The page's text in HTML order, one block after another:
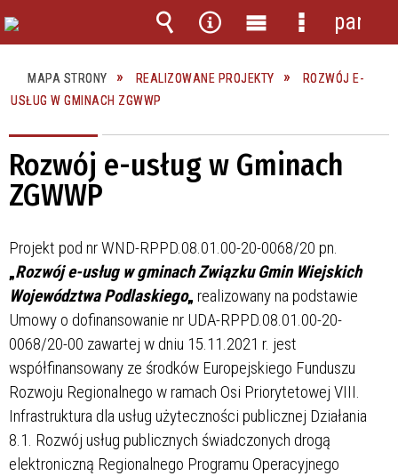
MAPA STRONY REALIZOWANE PROJEKTY
ROZWÓJ E-
USŁUG W GMINACH ZGWWP
Rozwój e-usług w Gminach
ZGWWP
Projekt pod nr WND-RPPD.08.01.00-20-0068/20 pn.
„Rozwój e-usług w gminach Związku Gmin Wiejskich
Województwa Podlaskiego„ realizowany na podstawie
Umowy o dofinansowanie nr UDA-RPPD.08.01.00-20-
0068/20-00 zawartej w dniu 15.11.2021 r. jest
współfinansowany ze środków Europejskiego Funduszu
Rozwoju Regionalnego w ramach Osi Priorytetowej VIII.
Infrastruktura dla usług użyteczności publicznej Działania
8.1. Rozwój usług publicznych świadczonych drogą
elektroniczną Regionalnego Programu Operacyjnego
Wyszukiwarka
Narzędzia
Menu
główne
Menu
szczegółowe
panel